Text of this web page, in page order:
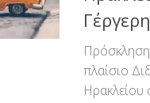
Γέργερη
πλαίσιο
Ηρακλείου